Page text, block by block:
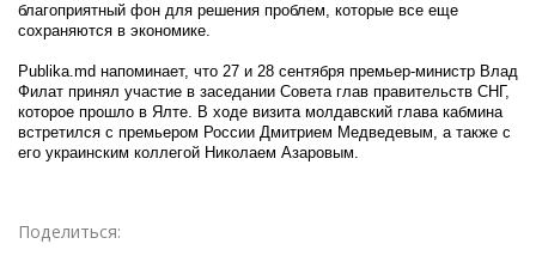
благоприятный фон для решения проблем, которые все еще
сохраняются в экономике.
Publika.md напоминает, что 27 и 28 сентября премьер-министр Влад
Филат принял участие в заседании Совета глав правительств СНГ,
которое прошло в Ялте. В ходе визита молдавский глава кабмина
встретился с премьером России Дмитрием Медведевым, а также с
его украинским коллегой Николаем Азаровым.
Поделиться: